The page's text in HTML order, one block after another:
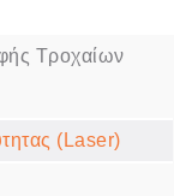
Τροχαίων
(Laser)